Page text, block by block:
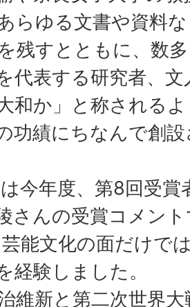
らゆる文書や資料
残すとともに、数
代表する研究者、
和か」と称される
功績にちなんで創
今年度、第8回受
さんの受賞コメン
能文化の面だけで
経験しました。
維新と第二次世界